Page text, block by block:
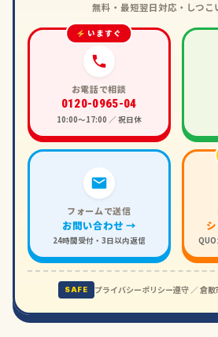
無料・最短翌日対応・しつこ
いますぐ
お電話で相談
0120-0965-04
10:00〜17:00 ／ 祝日休
フォームで送信
お問い合わせ →
24時間受付・3日以内返信
SAFE プライバシーポリシー遵守 ／ 倉